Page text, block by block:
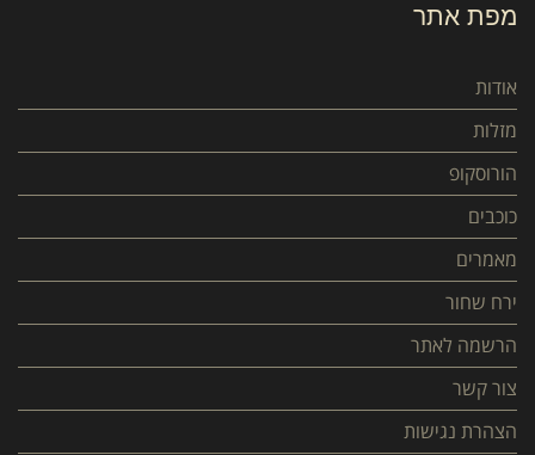
מפת אתר
אודות
מזלות
הורוסקופ
כוכבים
מאמרים
ירח שחור
הרשמה לאתר
צור קשר
הצהרת נגישות